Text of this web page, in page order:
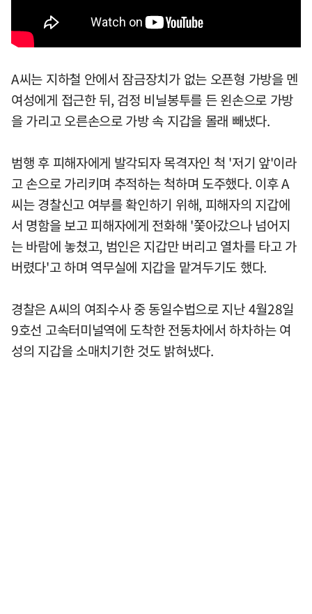
A씨는 지하철 안에서 잠금장치가 없는 오픈형 가방을 멘
여성에게 접근한 뒤, 검정 비닐봉투를 든 왼손으로 가방
을 가리고 오른손으로 가방 속 지갑을 몰래 빼냈다.
범행 후 피해자에게 발각되자 목격자인 척 '저기 앞'이라
고 손으로 가리키며 추적하는 척하며 도주했다. 이후 A
씨는 경찰신고 여부를 확인하기 위해, 피해자의 지갑에
서 명함을 보고 피해자에게 전화해 '쫓아갔으나 넘어지
는 바람에 놓쳤고, 범인은 지갑만 버리고 열차를 타고 가
버렸다'고 하며 역무실에 지갑을 맡겨두기도 했다.
경찰은 A씨의 여죄수사 중 동일수법으로 지난 4월28일
9호선 고속터미널역에 도착한 전동차에서 하차하는 여
성의 지갑을 소매치기한 것도 밝혀냈다.